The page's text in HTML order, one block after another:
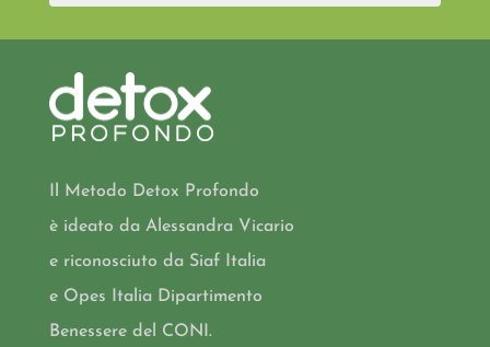
Il Metodo Detox Profondo
è ideato da Alessandra Vicario
e riconosciuto da Siaf Italia
e Opes Italia Dipartimento
Benessere del CONI.